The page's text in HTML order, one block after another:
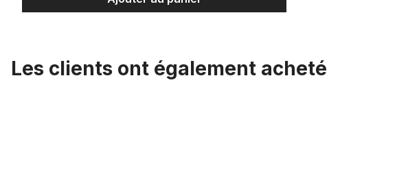
Les clients ont également acheté